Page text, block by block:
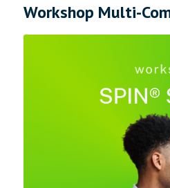
Workshop Multi-